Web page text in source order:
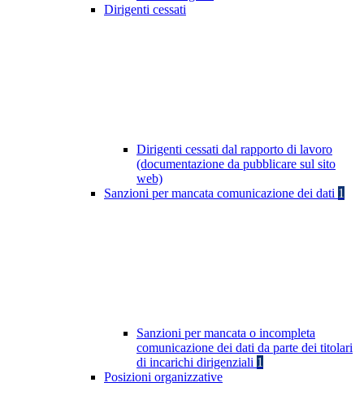
Dirigenti cessati
Dirigenti cessati dal rapporto di lavoro
(documentazione da pubblicare sul sito
web)
Sanzioni per mancata comunicazione dei dati 1
Sanzioni per mancata o incompleta
comunicazione dei dati da parte dei titolari
di incarichi dirigenziali 1
Posizioni organizzative